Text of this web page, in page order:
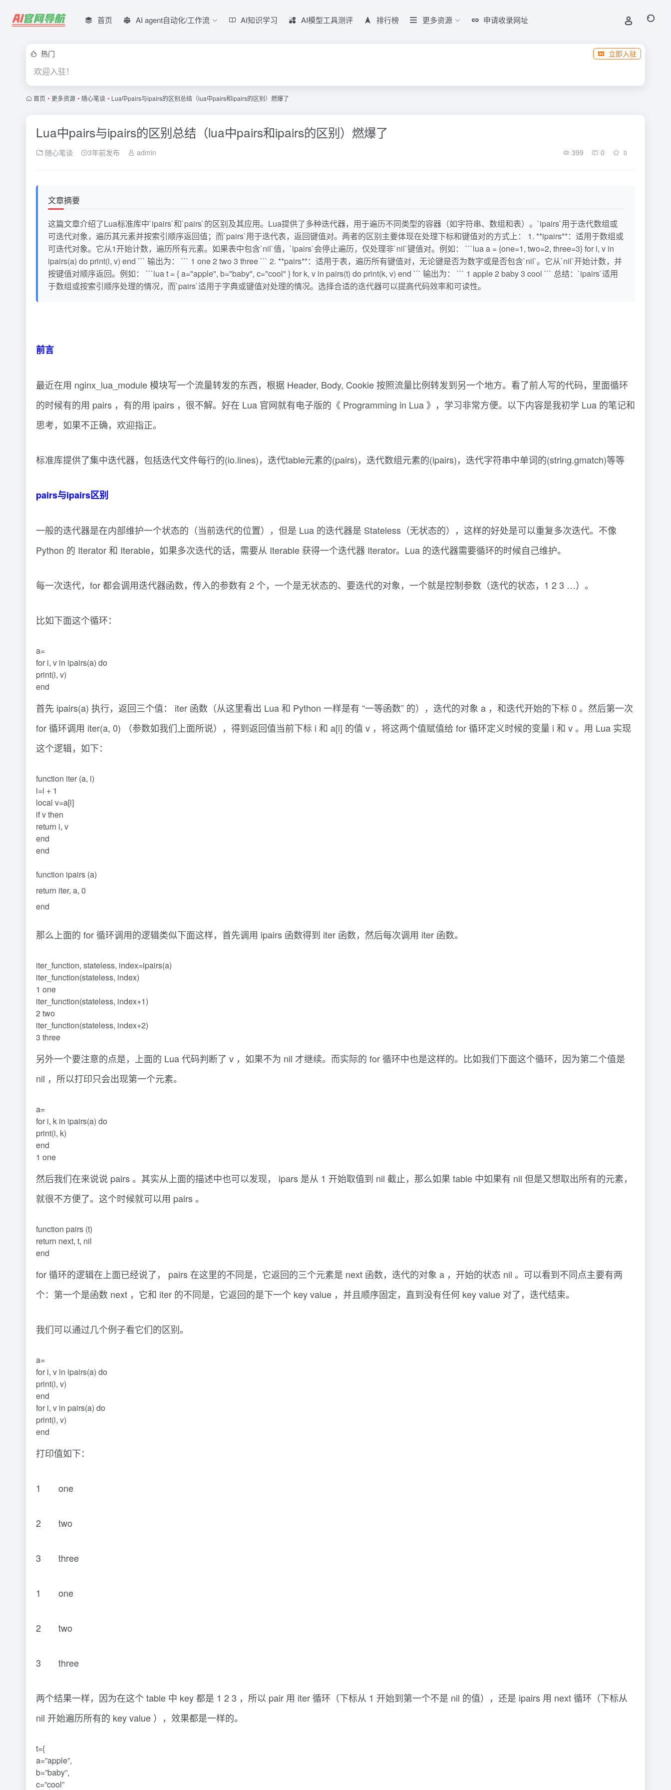
首页 AI agent自动化/工作流 AI知识学习 AI模型工具测评 排行榜 更多资源 申请收录网址
热门 立即入驻
欢迎入驻！
首页 • 更多资源 • 随心笔谈 • Lua中pairs与ipairs的区别总结（lua中pairs和ipairs的区别）燃爆了
Lua中pairs与ipairs的区别总结（lua中pairs和ipairs的区别）燃爆了
随心笔谈 3年前发布 admin 399 0 0
文章摘要
这篇文章介绍了Lua标准库中`ipairs`和`pairs`的区别及其应用。Lua提供了多种迭代器，用于遍历不同类型的容器（如字符串、数组和表）。`ipairs`用于迭代数组或
可迭代对象，遍历其元素并按索引顺序返回值；而`pairs`用于迭代表，返回键值对。两者的区别主要体现在处理下标和键值对的方式上： 1. **ipairs**：适用于数组或
可迭代对象。它从1开始计数，遍历所有元素。如果表中包含`nil`值，`ipairs`会停止遍历，仅处理非`nil`键值对。例如： ```lua a = {one=1, two=2, three=3} for i, v in
ipairs(a) do print(i, v) end ``` 输出为： ``` 1 one 2 two 3 three ``` 2. **pairs**：适用于表，遍历所有键值对，无论键是否为数字或是否包含`nil`。它从`nil`开始计数，并
按键值对顺序返回。例如： ```lua t = { a="apple", b="baby", c="cool" } for k, v in pairs(t) do print(k, v) end ``` 输出为： ``` 1 apple 2 baby 3 cool ``` 总结：`ipairs`适用
于数组或按索引顺序处理的情况，而`pairs`适用于字典或键值对处理的情况。选择合适的迭代器可以提高代码效率和可读性。
前言
最近在用 nginx_lua_module 模块写一个流量转发的东西，根据 Header, Body, Cookie 按照流量比例转发到另一个地方。看了前人写的代码，里面循环
的时候有的用 pairs ，有的用 ipairs ，很不解。好在 Lua 官网就有电子版的《 Programming in Lua 》，学习非常方便。以下内容是我初学 Lua 的笔记和
思考，如果不正确，欢迎指正。
标准库提供了集中迭代器，包括迭代文件每行的(io.lines)，迭代table元素的(pairs)，迭代数组元素的(ipairs)，迭代字符串中单词的(string.gmatch)等等
pairs与ipairs区别
一般的迭代器是在内部维护一个状态的（当前迭代的位置），但是 Lua 的迭代器是 Stateless（无状态的），这样的好处是可以重复多次迭代。不像
Python 的 Iterator 和 Iterable，如果多次迭代的话，需要从 Iterable 获得一个迭代器 Iterator。Lua 的迭代器需要循环的时候自己维护。
每一次迭代，for 都会调用迭代器函数，传入的参数有 2 个，一个是无状态的、要迭代的对象，一个就是控制参数（迭代的状态，1 2 3 …）。
比如下面这个循环：
a=
for i, v in ipairs(a) do
print(i, v)
end
首先 ipairs(a) 执行，返回三个值： iter 函数（从这里看出 Lua 和 Python 一样是有 “一等函数” 的），迭代的对象 a ，和迭代开始的下标 0 。然后第一次
for 循环调用 iter(a, 0) （参数如我们上面所说），得到返回值当前下标 i 和 a[i] 的值 v ，将这两个值赋值给 for 循环定义时候的变量 i 和 v 。用 Lua 实现
这个逻辑，如下：
function iter (a, i)
i=i + 1
local v=a[i]
if v then
return i, v
end
end
function ipairs (a)
return iter, a, 0
end
那么上面的 for 循环调用的逻辑类似下面这样，首先调用 ipairs 函数得到 iter 函数，然后每次调用 iter 函数。
iter_function, stateless, index=ipairs(a)
iter_function(stateless, index)
1 one
iter_function(stateless, index+1)
2 two
iter_function(stateless, index+2)
3 three
另外一个要注意的点是，上面的 Lua 代码判断了 v ，如果不为 nil 才继续。而实际的 for 循环中也是这样的。比如我们下面这个循环，因为第二个值是
nil ，所以打印只会出现第一个元素。
a=
for i, k in ipairs(a) do
print(i, k)
end
1 one
然后我们在来说说 pairs 。其实从上面的描述中也可以发现， ipars 是从 1 开始取值到 nil 截止，那么如果 table 中如果有 nil 但是又想取出所有的元素，
就很不方便了。这个时候就可以用 pairs 。
function pairs (t)
return next, t, nil
end
for 循环的逻辑在上面已经说了， pairs 在这里的不同是，它返回的三个元素是 next 函数，迭代的对象 a ，开始的状态 nil 。可以看到不同点主要有两
个：第一个是函数 next ，它和 iter 的不同是，它返回的是下一个 key value ，并且顺序固定，直到没有任何 key value 对了，迭代结束。
我们可以通过几个例子看它们的区别。
a=
for i, v in ipairs(a) do
print(i, v)
end
for i, v in pairs(a) do
print(i, v)
end
打印值如下：
1 one
2 two
3 three
1 one
2 two
3 three
两个结果一样，因为在这个 table 中 key 都是 1 2 3 ，所以 pair 用 iter 循环（下标从 1 开始到第一个不是 nil 的值），还是 ipairs 用 next 循环（下标从
nil 开始遍历所有的 key value ），效果都是一样的。
t={
a=”apple”,
b=”baby”,
c=”cool”